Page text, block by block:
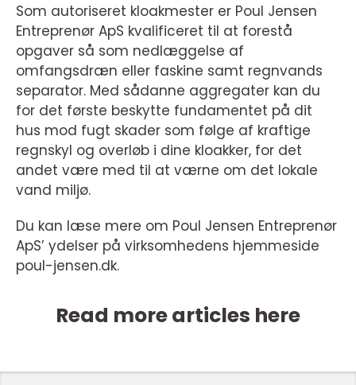
Som autoriseret kloakmester er Poul Jensen
Entreprenør ApS kvalificeret til at forestå
opgaver så som nedlæggelse af
omfangsdræn eller faskine samt regnvands
separator. Med sådanne aggregater kan du
for det første beskytte fundamentet på dit
hus mod fugt skader som følge af kraftige
regnskyl og overløb i dine kloakker, for det
andet være med til at værne om det lokale
vand miljø.
Du kan læse mere om Poul Jensen Entreprenør
ApS’ ydelser på virksomhedens hjemmeside
poul-jensen.dk.
Read more articles here